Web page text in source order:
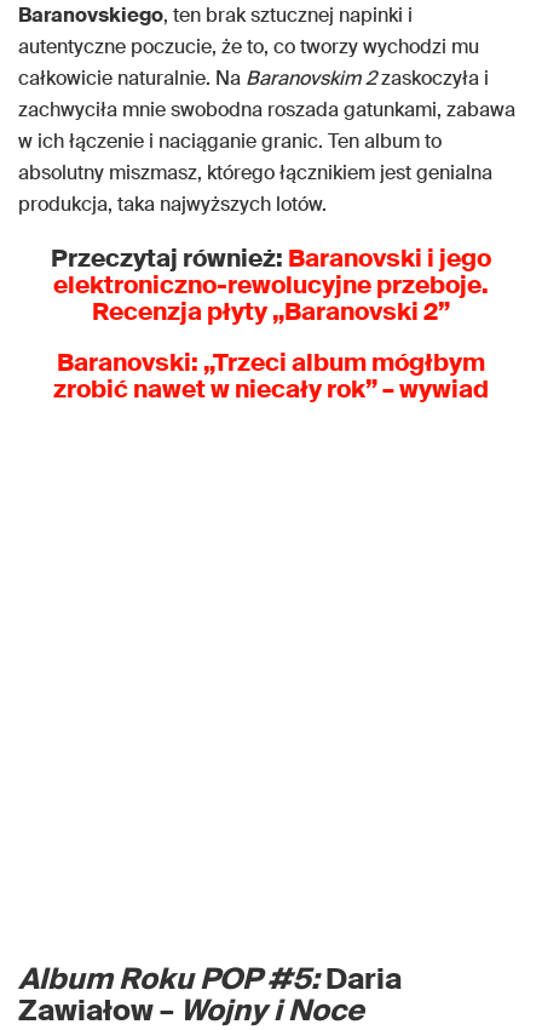
Baranovskiego, ten brak sztucznej napinki i
autentyczne poczucie, że to, co tworzy wychodzi mu
całkowicie naturalnie. Na Baranovskim 2zaskoczyła i
zachwyciła mnie swobodna roszada gatunkami, zabawa
w ich łączenie i naciąganie granic. Ten album to
absolutny miszmasz, którego łącznikiem jest genialna
produkcja, taka najwyższych lotów.
Przeczytaj również: Baranovski i jego
elektroniczno-rewolucyjne przeboje.
Recenzja płyty „Baranovski 2”
Baranovski: „Trzeci album mógłbym
zrobić nawet w niecały rok” – wywiad
Album Roku POP #5:Daria
Zawiałow – Wojny i Noce